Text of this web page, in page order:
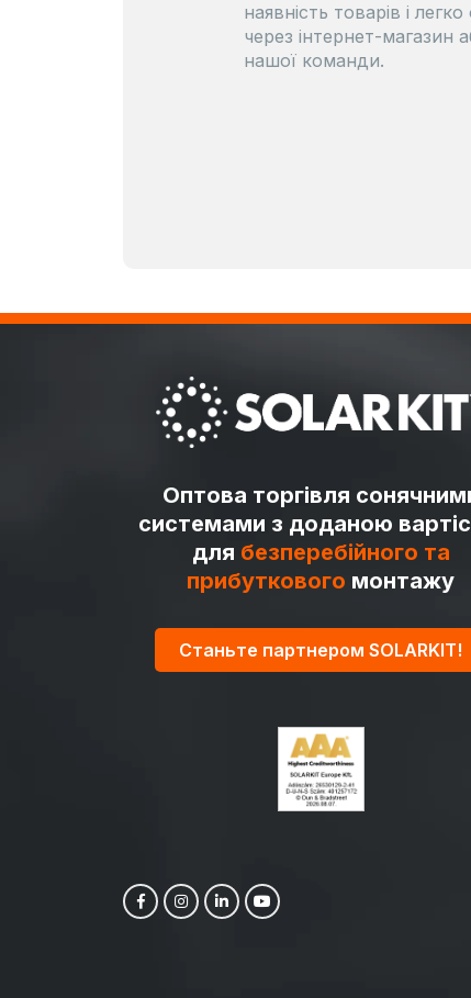
наявність товарів і
через інтернет-магазин
нашої команди.
Оптова торгівля
системами з доданою
для безперебійного та
прибуткового монтажу
Станьте партнером SOLARKIT!